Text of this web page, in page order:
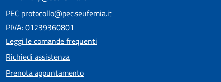
PEC protocollo@pec.seufemia.it
PIVA: 01239360801
Leggi le domande frequenti
Richiedi assistenza
Prenota appuntamento